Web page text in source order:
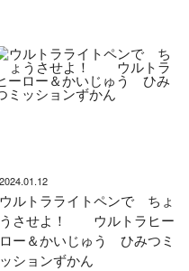
2024.01.12
ウルトラライトペンで ちょ
うさせよ！ ウルトラヒー
ロー＆かいじゅう ひみつミ
ッションずかん